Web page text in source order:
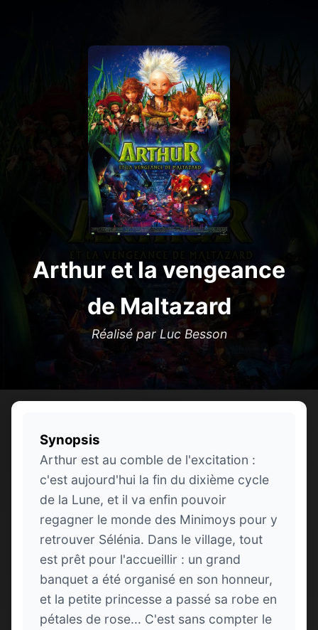
Arthur et la vengeance
de Maltazard
Réalisé par Luc Besson
Synopsis
Arthur est au comble de l'excitation :
c'est aujourd'hui la fin du dixième cycle
de la Lune, et il va enfin pouvoir
regagner le monde des Minimoys pour y
retrouver Sélénia. Dans le village, tout
est prêt pour l'accueillir : un grand
banquet a été organisé en son honneur,
et la petite princesse a passé sa robe en
pétales de rose... C'est sans compter le